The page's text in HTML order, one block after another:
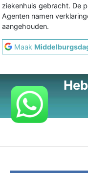
ziekenhuis gebracht. De
Agenten namen
aangehouden.
Maak